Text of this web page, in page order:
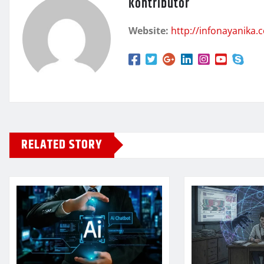
Website: http://
RELATED STORY